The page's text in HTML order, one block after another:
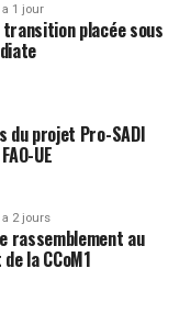
a 1 jour
placée sous
du projet Pro-SADI
UE
a 2 jours
rassemblement au
la CCoM1